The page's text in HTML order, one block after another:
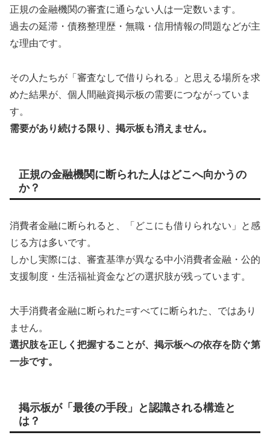
正規の金融機関の審査に通らない人は一定数います。
過去の延滞・債務整理歴・無職・信用情報の問題などが主
な理由です。
その人たちが「審査なしで借りられる」と思える場所を求
めた結果が、個人間融資掲示板の需要につながっていま
す。
需要があり続ける限り、掲示板も消えません。
正規の金融機関に断られた人はどこへ向かうの
か？
消費者金融に断られると、「どこにも借りられない」と感
じる方は多いです。
しかし実際には、審査基準が異なる中小消費者金融・公的
支援制度・生活福祉資金などの選択肢が残っています。
大手消費者金融に断られた=すべてに断られた、ではあり
ません。
選択肢を正しく把握することが、掲示板への依存を防ぐ第
一歩です。
掲示板が「最後の手段」と認識される構造と
は？